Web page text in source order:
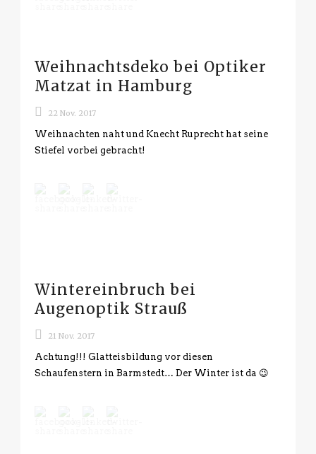
Weihnachtsdeko bei Optiker
Matzat in Hamburg
22 Nov. 2017
Weihnachten naht und Knecht Ruprecht hat seine
Stiefel vorbei gebracht!
Wintereinbruch bei
Augenoptik Strauß
21 Nov. 2017
Achtung!!! Glatteisbildung vor diesen
Schaufenstern in Barmstedt… Der Winter ist da 😉